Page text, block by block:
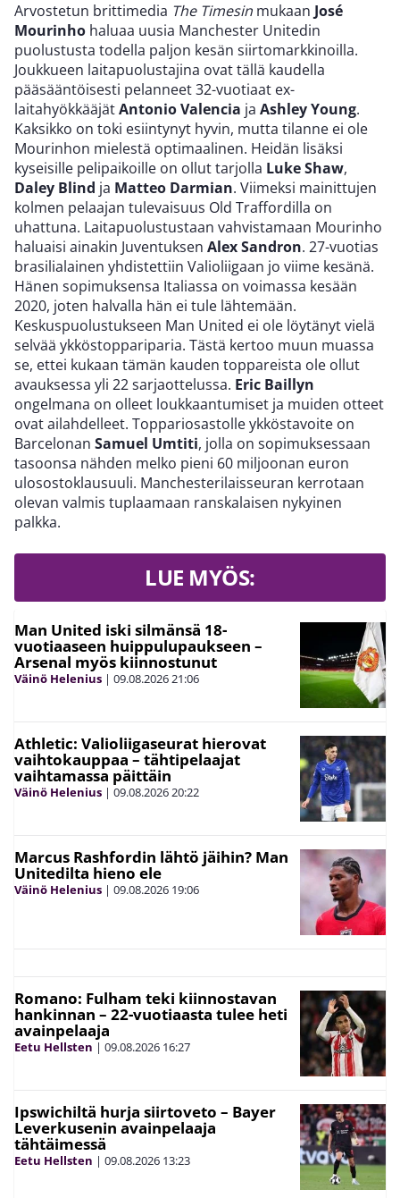
Arvostetun brittimedia The Timesin mukaan José
Mourinho haluaa uusia Manchester Unitedin
puolustusta todella paljon kesän siirtomarkkinoilla.
Joukkueen laitapuolustajina ovat tällä kaudella
pääsääntöisesti pelanneet 32-vuotiaat ex-
laitahyökkääjätAntonio Valencia ja Ashley Young.
Kaksikko on toki esiintynyt hyvin, mutta tilanne ei ole
Mourinhon mielestä optimaalinen. Heidän lisäksi
kyseisille pelipaikoille on ollut tarjolla Luke Shaw,
Daley Blind ja Matteo Darmian. Viimeksi mainittujen
kolmen pelaajan tulevaisuus Old Traffordilla on
uhattuna. Laitapuolustustaan vahvistamaan Mourinho
haluaisi ainakin Juventuksen Alex Sandron. 27-vuotias
brasilialainen yhdistettiin Valioliigaan jo viime kesänä.
Hänen sopimuksensa Italiassa on voimassa kesään
2020, joten halvalla hän ei tule lähtemään.
Keskuspuolustukseen Man United ei ole löytänyt vielä
selvää ykköstoppariparia. Tästä kertoo muun muassa
se, ettei kukaan tämän kauden toppareista ole ollut
avauksessa yli 22 sarjaottelussa. Eric Baillyn
ongelmana on olleet loukkaantumiset ja muiden otteet
ovat ailahdelleet. Toppariosastolle ykköstavoite on
Barcelonan Samuel Umtiti, jolla on sopimuksessaan
tasoonsa nähden melko pieni 60 miljoonan euron
ulosostoklausuuli. Manchesterilaisseuran kerrotaan
olevan valmis tuplaamaan ranskalaisen nykyinen
palkka.
LUE MYÖS:
Man United iski silmänsä 18-
vuotiaaseen huippulupaukseen –
Arsenal myös kiinnostunut
Väinö Helenius | 09.08.202621:06
Athletic: Valioliigaseurat hierovat
vaihtokauppaa – tähtipelaajat
vaihtamassa päittäin
Väinö Helenius | 09.08.202620:22
Marcus Rashfordin lähtö jäihin? Man
Unitedilta hieno ele
Väinö Helenius | 09.08.2026 19:06
Romano: Fulham teki kiinnostavan
hankinnan – 22-vuotiaasta tulee heti
avainpelaaja
Eetu Hellsten | 09.08.2026 16:27
Ipswichiltä hurja siirtoveto – Bayer
Leverkusenin avainpelaaja
tähtäimessä
Eetu Hellsten | 09.08.2026 13:23